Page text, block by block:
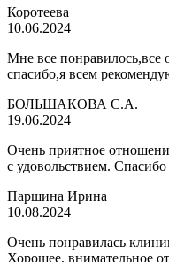
Коротеева
10.06.2024
Мне все понравилось,все
спасибо,я всем
БОЛЬШАКОВА С.А.
19.06.2024
Очень приятное
с удовольствием.
Паршина Ирина
10.08.2024
Очень понравилась
Хорошее, внимательное